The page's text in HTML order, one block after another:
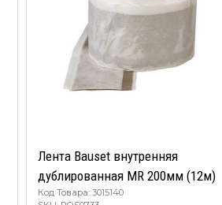
Лента Bauset внутренняя
дублированная MR 200мм (12м)
Код Товара: 3015140